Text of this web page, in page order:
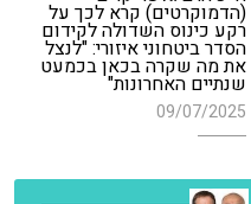
(הדמוקרטים) קרא לכך על
רקע כינוס השדולה לקידום
הסדר ביטחוני איזורי: "לנצל
את מה שקרה בכאן בכמעט
שנתיים האחרונות"
09/07/2025